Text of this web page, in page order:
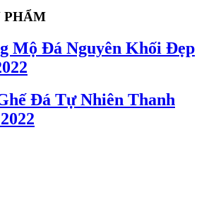
PHẨM
Mộ Đá Nguyên Khối Đẹp
Đá Tự Nhiên Thanh